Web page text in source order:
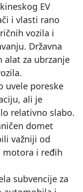
EV
i vlasti rano
vozila i
Državna
alat za ubrzanje
uvele poreske
ali je
relativno slabo.
domet
važniji od
motora i ređih
subvencije za